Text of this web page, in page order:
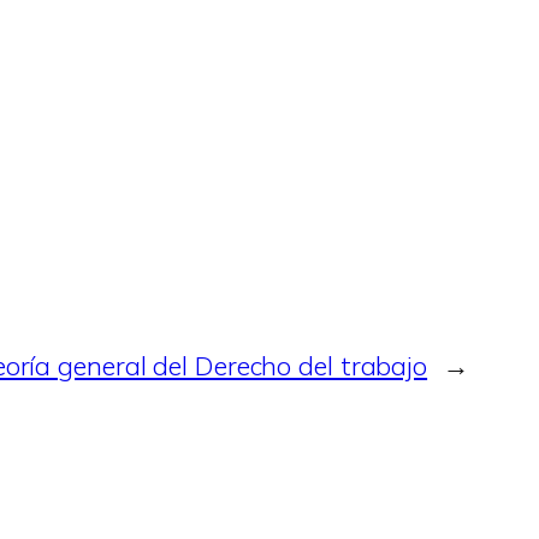
general del Derecho del trabajo →